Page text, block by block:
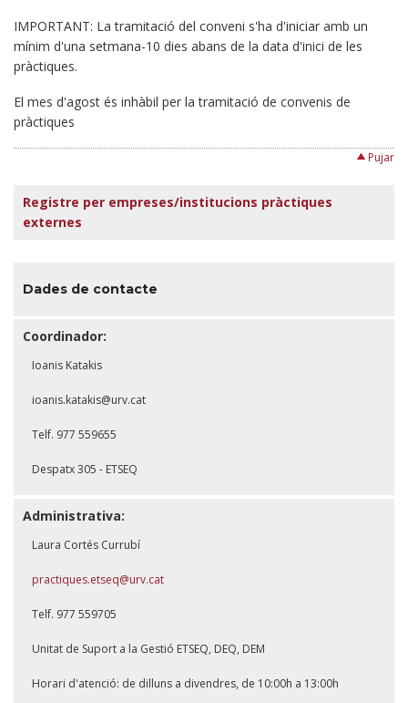
IMPORTANT: La tramitació del conveni s'ha d'iniciar amb un
mínim d'una setmana-10 dies abans de la data d'inici de les
pràctiques.
El mes d'agost és inhàbil per la tramitació de convenis de
pràctiques
Pujar
Registre per empreses/institucions pràctiques
externes
Dades de contacte
Coordinador:
Ioanis Katakis
ioanis.katakis@urv.cat
Telf. 977 559655
Despatx 305 - ETSEQ
Administrativa:
Laura Cortés Currubí
practiques.etseq@urv.cat
Telf. 977 559705
Unitat de Suport a la Gestió ETSEQ, DEQ, DEM
Horari d'atenció: de dilluns a divendres, de 10:00h a 13:00h